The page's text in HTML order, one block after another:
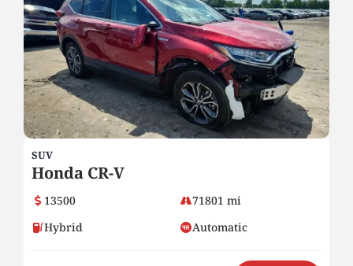
71801 mi
Automatic
16500
Rechargeable hybrid